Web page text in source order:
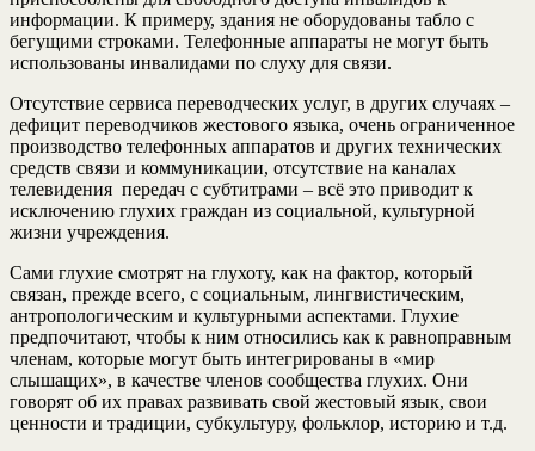
информации. К примеру, здания не оборудованы табло с
бегущими строками. Телефонные аппараты не могут быть
использованы инвалидами по слуху для связи.
Отсутствие сервиса переводческих услуг, в других случаях –
дефицит переводчиков жестового языка, очень ограниченное
производство телефонных аппаратов и других технических
средств связи и коммуникации, отсутствие на каналах
телевидения передач с субтитрами – всё это приводит к
исключению глухих граждан из социальной, культурной
жизни учреждения.
Сами глухие смотрят на глухоту, как на фактор, который
связан, прежде всего, с социальным, лингвистическим,
антропологическим и культурными аспектами. Глухие
предпочитают, чтобы к ним относились как к равноправным
членам, которые могут быть интегрированы в «мир
слышащих», в качестве членов сообщества глухих. Они
говорят об их правах развивать свой жестовый язык, свои
ценности и традиции, субкультуру, фольклор, историю и т.д.